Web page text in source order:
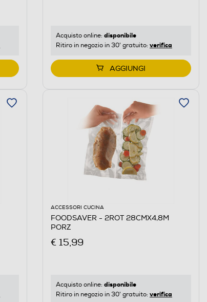
Acquisto online: disponibile
Ritiro in negozio in 30' gratuito: verifica
AGGIUNGI
ACCESSORI CUCINA
FOODSAVER - 2ROT 28CMX4,8M
PORZ
€ 15,99
Acquisto online: disponibile
Ritiro in negozio in 30' gratuito: verifica